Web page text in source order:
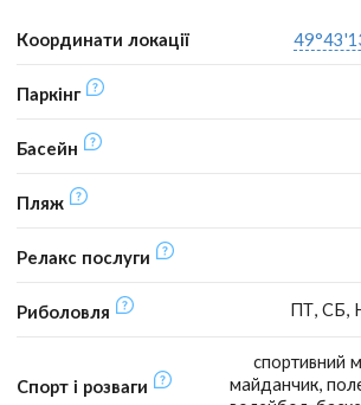
Координати локації
Паркінг
Басейн
Пляж
Релакс послуги
Риболовля ПТ, СБ,
Спорт і розваги
спортивний
майданчик,